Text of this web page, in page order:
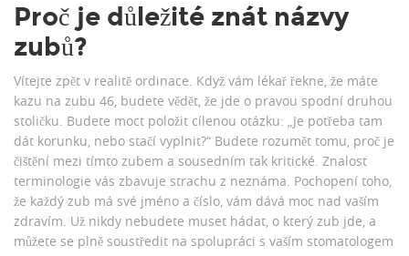
Proč je důležité znát názvy
zubů?
Vítejte zpět v realitě ordinace. Když vám lékař řekne, že máte
kazu na zubu 46, budete vědět, že jde o pravou spodní druhou
stoličku. Budete moct položit cílenou otázku: „Je potřeba tam
dát korunku, nebo stačí vyplnit?“ Budete rozumět tomu, proč je
čištění mezi tímto zubem a sousedním tak kritické. Znalost
terminologie vás zbavuje strachu z neznáma. Pochopení toho,
že každý zub má své jméno a číslo, vám dává moc nad vaším
zdravím. Už nikdy nebudete muset hádat, o který zub jde, a
můžete se plně soustředit na spolupráci s vaším stomatologem